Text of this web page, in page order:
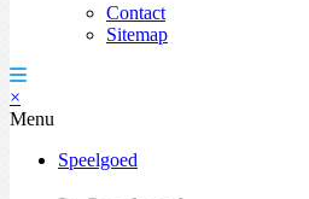
Contact
Sitemap
×
Menu
Speelgoed